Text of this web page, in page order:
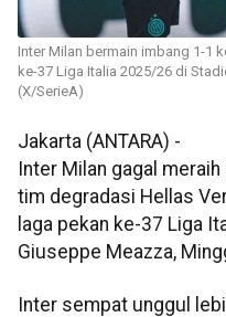
Inter Milan bermain imbang 1-1
ke-37 Liga Italia 2025/26 di
(X/SerieA)
Jakarta (ANTARA) -
Inter Milan gagal
tim degradasi Hellas
laga pekan ke-37 Liga
Giuseppe Meazza,
Inter sempat unggul